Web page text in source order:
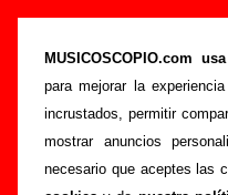
MUSICOSCOPIO.com
para mejorar la
incrustados, permitir
mostrar anuncios
necesario que aceptes las
“Hace calor”,
información)
Portada >Nosoträsh >
Esta página pretende
sobre lacanción "Hace
Además de su letra,